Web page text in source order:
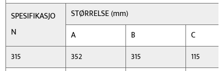
SPESIFIKASJO
N
STØRRELSE (mm)
A
B
C
315
352 315
115